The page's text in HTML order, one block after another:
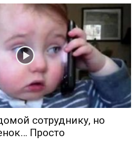
сотруднику, но
Просто